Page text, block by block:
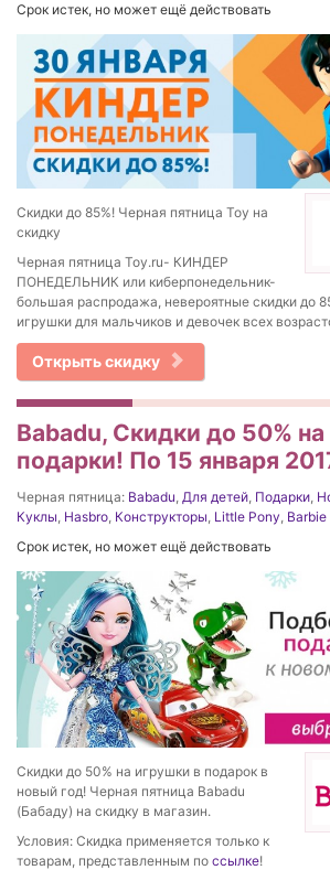
Срок истек, но может ещё действовать
Скидки до 85%! Черная пятница Toy на
скидку
Черная пятница Toy.ru- КИНДЕР
ПОНЕДЕЛЬНИК или киберпонедельник-
большая распродажа, невероятные скидки до
игрушки для мальчиков и девочек всех
Открыть скидку
Babadu, Скидки до 50%
подарки! По 15 января
Черная пятница: Babadu, Для детей, Подарки,
Куклы, Hasbro, Конструкторы, Little Pony, Barbie
Срок истек, но может ещё действовать
Скидки до 50% на игрушки в подарок в
новый год! Черная пятница Babadu
(Бабаду) на скидку в магазин.
Условия: Скидка применяется только к
товарам, представленным по ссылке!